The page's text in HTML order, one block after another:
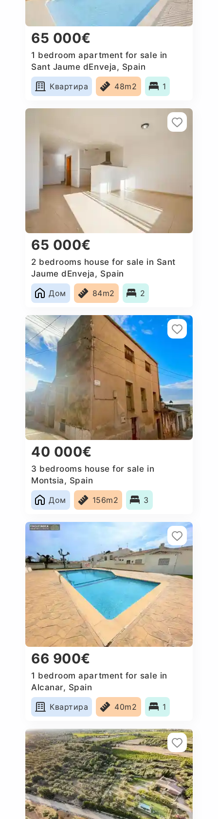
65 000€
1 bedroom apartment for sale in
Sant Jaume dEnveja, Spain
Квартира
48m2 1
65 000€
2 bedrooms house for sale in Sant
Jaume dEnveja, Spain
Дом
84m2 2
40 000€
3 bedrooms house for sale in
Montsia, Spain
Дом
156m2 3
66 900€
1 bedroom apartment for sale in
Alcanar, Spain
Квартира
40m2 1